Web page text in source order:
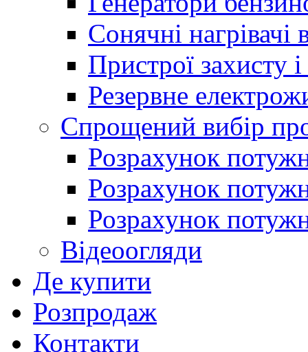
Сонячні нагрівачі
Пристрої захисту і
Резервне
Спрощений вибір
Розрахунок
Розрахунок
Розрахунок
Відеоогляди
Де купити
Розпродаж
Контакти